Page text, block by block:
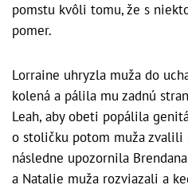
pomstu kvôli tomu, že s
pomer.
Lorraine uhryzla muža do
kolená a pálila mu zadnú
Leah, aby obeti popálila
o stoličku potom muža zvalili
následne upozornila
a Natalie muža rozviazali a